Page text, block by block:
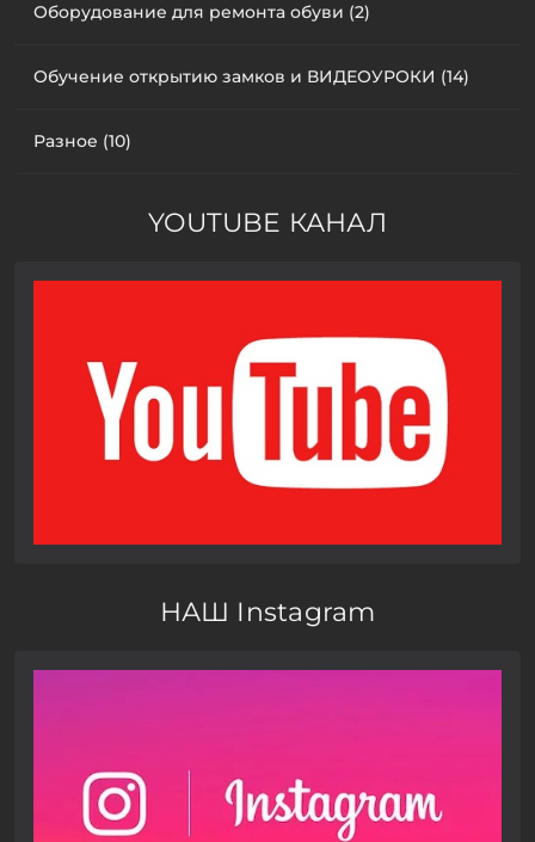
Оборудование для ремонта обуви (2)
Обучение открытию замков и ВИДЕОУРОКИ (14)
Разное (10)
YOUTUBE КАНАЛ
НАШ Instagram